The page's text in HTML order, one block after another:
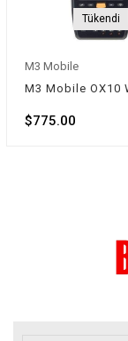
Tükendi
M3 Mobile
$775.00